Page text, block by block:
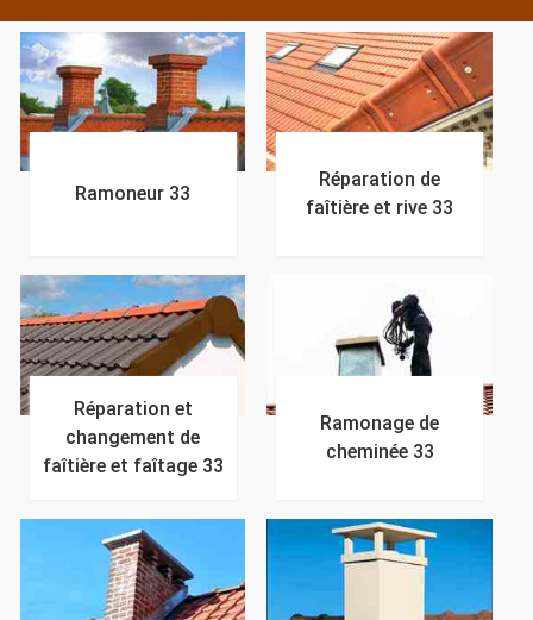
Ramoneur 33
Réparation de
faîtière et rive 33
Réparation et
changement de
faîtière et faîtage 33
Ramonage de
cheminée 33